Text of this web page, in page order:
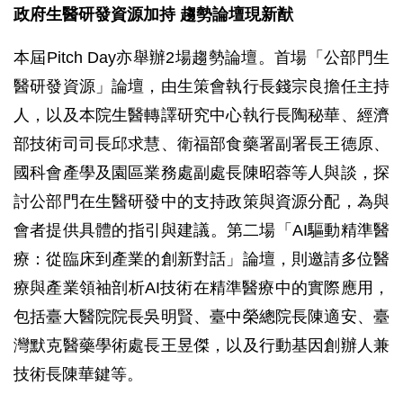
政府生醫研發資源加持 趨勢論壇現新猷
本屆Pitch Day亦舉辦2場趨勢論壇。首場「公部門生
醫研發資源」論壇，由生策會執行長錢宗良擔任主持
人，以及本院生醫轉譯研究中心執行長陶秘華、經濟
部技術司司長邱求慧、衛福部食藥署副署長王德原、
國科會產學及園區業務處副處長陳昭蓉等人與談，探
討公部門在生醫研發中的支持政策與資源分配，為與
會者提供具體的指引與建議。第二場「AI驅動精準醫
療：從臨床到產業的創新對話」論壇，則邀請多位醫
療與產業領袖剖析AI技術在精準醫療中的實際應用，
包括臺大醫院院長吳明賢、臺中榮總院長陳適安、臺
灣默克醫藥學術處長王昱傑，以及行動基因創辦人兼
技術長陳華鍵等。